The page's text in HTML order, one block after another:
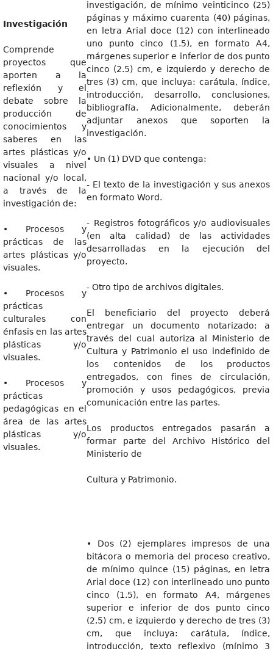
Investigación
Comprende
proyectos que
aporten a la
reflexión y el
debate sobre la
producción de
conocimientos y
saberes en las
artes plásticas y/o
visuales a nivel
nacional y/o local,
a través de la
investigación de:
• Procesos y
prácticas de las
artes plásticas y/o
visuales.
• Procesos y
prácticas
culturales con
énfasis en las artes
plásticas y/o
visuales.
• Procesos y
prácticas
pedagógicas en el
área de las artes
plásticas y/o
visuales.
investigación, de mínimo veinticinco (25)
páginas y máximo cuarenta (40) páginas,
en letra Arial doce (12) con interlineado
uno punto cinco (1.5), en formato A4,
márgenes superior e inferior de dos punto
cinco (2.5) cm, e izquierdo y derecho de
tres (3) cm, que incluya: carátula, índice,
introducción, desarrollo, conclusiones,
bibliografía. Adicionalmente, deberán
adjuntar anexos que soporten la
investigación.
• Un (1) DVD que contenga:
- El texto de la investigación y sus anexos
en formato Word.
- Registros fotográficos y/o audiovisuales
(en alta calidad) de las actividades
desarrolladas en la ejecución del
proyecto.
- Otro tipo de archivos digitales.
El beneficiario del proyecto deberá
entregar un documento notarizado; a
través del cual autoriza al Ministerio de
Cultura y Patrimonio el uso indefinido de
los contenidos de los productos
entregados, con fines de circulación,
promoción y usos pedagógicos, previa
comunicación entre las partes.
Los productos entregados pasarán a
formar parte del Archivo Histórico del
Ministerio de
Cultura y Patrimonio.
• Dos (2) ejemplares impresos de una
bitácora o memoria del proceso creativo,
de mínimo quince (15) páginas, en letra
Arial doce (12) con interlineado uno punto
cinco (1.5), en formato A4, márgenes
superior e inferior de dos punto cinco
(2.5) cm, e izquierdo y derecho de tres (3)
cm, que incluya: carátula, índice,
introducción, texto reflexivo (mínimo 3